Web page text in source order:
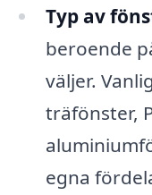
Typ av
beroende
väljer.
träfönster,
egna